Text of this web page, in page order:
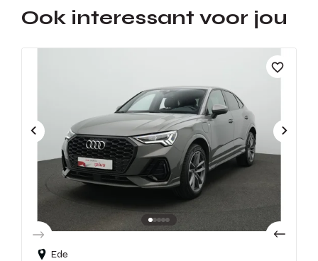
Ook interessant voor jou
Ede